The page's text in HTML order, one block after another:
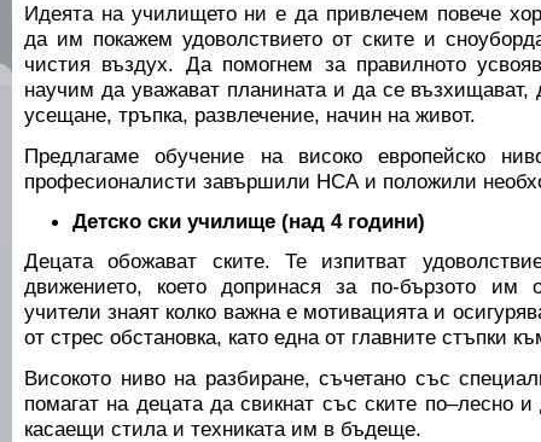
Идеята на училището ни е да привлечем повече
да им покажем удоволствието от ските и
чистия въздух. Да помогнем за правилното
научим да уважават планината и да се
усещане, тръпка, развлечение, начин на живот.
Предлагаме обучение на високо европейско
професионалисти завършили НСА и положили
Детско ски училище (над 4 години)
Децата обожават ските. Те изпитват
движението, което допринася за по-бързото
учители знаят колко важна е мотивацията и
от стрес обстановка, като една от главните стъпки
Високото ниво на разбиране, съчетано със
помагат на децата да свикнат със ските по–лесно
касаещи стила и техниката им в бъдеще.